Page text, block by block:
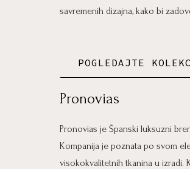
savremenih dizajna, kako bi
POGLEDAJTE
Pronovias
Pronovias je Španski luksuzni
Kompanija je poznata po svom
visokokvalitetnih tkanina u izradi.